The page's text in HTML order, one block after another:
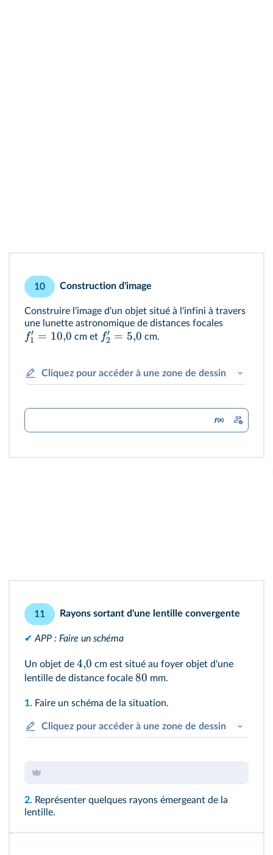
10 Construction d'image
Construire l'image d'un objet situé à l'infini à travers
une lunette astronomique de distances focales
f1
′ = 10,0 cm et f2
′ = 5,0 cm.
Cliquez pour accéder à une zone de dessin
11 Rayons sortant d'une lentille convergente
✔ APP : Faire un schéma
Un objet de 4,0 cm est situé au foyer objet d'une
lentille de distance focale 80 mm.
1. Faire un schéma de la situation.
Cliquez pour accéder à une zone de dessin
2. Représenter quelques rayons émergeant de la
lentille.